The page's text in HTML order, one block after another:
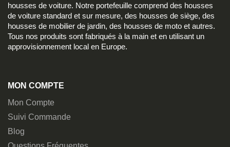
housses de voiture. Notre portefeuille comprend des housses
de voiture standard et sur mesure, des housses de siège, des
housses de mobilier de jardin, des housses de moto et autres.
Tous nos produits sont fabriqués à la main et en utilisant un
approvisionnement local en Europe.
MON COMPTE
Mon Compte
Suivi Commande
Blog